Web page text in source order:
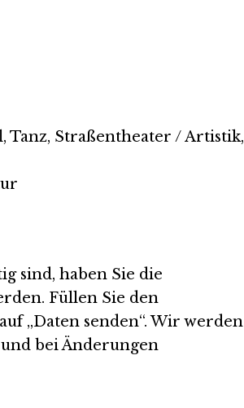
Tanz, Straßentheater / Artistik,
sind, haben Sie die
Füllen Sie den
„Daten senden“. Wir werden
bei Änderungen